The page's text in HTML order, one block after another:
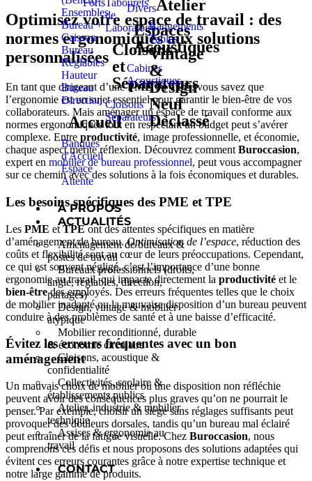
Ensembles
Bureau +
Caisson
Bureau
Réglables
Hauteur
Bureau
Direction
Accueil
Banques
d'Accueil
Espace
Attente
FortsTabourets
de
Laboratoire
Cloisons
et
Séparateurs
Cloisons
Séparateurs
Divers
Espaces
Acoustiques
Cabines
Acoustiques
Atelier
Rangements
Tables
Vintage
&
Design
Neuf
Déclassé
À PROPOS
ACTUALITÉS
Aménagement de bureaux &
postes de travail
Bureaux professionnels (droits,
angle, réglables, direction,
partagés)
Design, vintage & mobilier
atypique
Mobilier reconditionné, durable
& économie circulaire
Cloisons, acoustique &
confidentialité
Collectivités, scolaire &
établissements publics
Atelier, industrie & mobilier
technique
Assises & ergonomie au
travail
CONTACT
Optimisez votre espace de travail : des
normes ergonomiques aux solutions
personnalisées
En tant que dirigeant d’unePMEouTPE, vous savez que
l’ergonomie est un sujet essentiel pour garantir le bien-être de vos
collaborateurs. Mais aménager un espace de travail conforme aux
normes ergonomiques tout en respectant un budget peut s’avérer
complexe. Entre productivité, image professionnelle, et économie,
chaque aspect mérite réflexion. Découvrez comment Buroccasion,
expert en mobilier de bureau professionnel, peut vous accompagner
sur ce chemin avec des solutions à la fois économiques et durables.
Les besoins spécifiques des PME et TPE
Les PME et TPEont des attentes spécifiques en matière
d’aménagement de bureau.Optimisation de l’espace, réduction des
coûts et flexibilité sont au cœur de leurs préoccupations. Cependant,
ce qui est souvent négligé, c’est l’importance d’une bonne
ergonomie au travail, qui impacte directement la productivité et le
bien-êtredes employés. Des erreurs fréquentes telles que le choix
de mobilier inadapté ou la mauvaise disposition d’un bureau peuvent
conduire à des problèmes de santé et à une baisse d’efficacité.
Évitez les erreurs fréquentes avec un bon
aménagement
Un mauvais choix de mobilier ou une disposition non réfléchie
peuvent avoir des conséquences plus graves qu’on ne pourrait le
penser. Par exemple, choisir un siège sans réglages suffisants peut
provoquer des douleurs dorsales, tandis qu’un bureau mal éclairé
peut entraîner de la fatigue visuelle. Chez Buroccasion, nous
comprenons ces défis et nous proposons des solutions adaptées qui
évitent ces erreurs courantes grâce à notre expertise technique et
notre large gamme de produits.